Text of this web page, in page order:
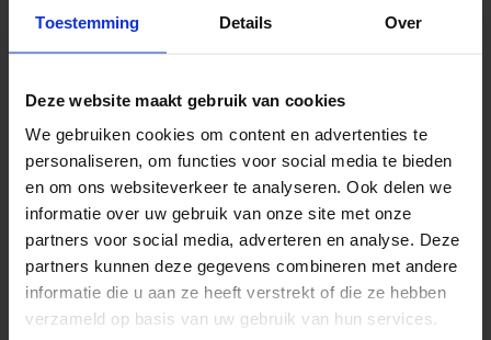
Toestemming Details Over
Deze website maakt gebruik van cookies
We gebruiken cookies om content en advertenties te
personaliseren, om functies voor social media te bieden
en om ons websiteverkeer te analyseren. Ook delen we
informatie over uw gebruik van onze site met onze
partners voor social media, adverteren en analyse. Deze
partners kunnen deze gegevens combineren met andere
informatie die u aan ze heeft verstrekt of die ze hebben
verzameld op basis van uw gebruik van hun services.
oversluiten haal je die lagere rente
naar voren. De besparing moet
kosten (incl. boeterente). Daarom is
altijd een persoonlijke berekening
nodig. Met vriendelijke groet, Roel
(FX.nl).
Beantwoorden